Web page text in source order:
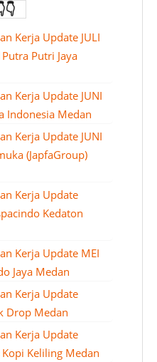
Kerja Update JULI
Putri Jaya
Kerja Update JUNI
Indonesia Medan
Kerja Update JUNI
(JapfaGroup)
Kerja Update
Kedaton
Kerja Update MEI
Jaya Medan
Kerja Update
Drop Medan
Kerja Update
Keliling Medan